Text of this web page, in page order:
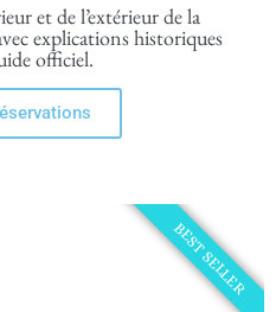
et de l’extérieur de la
explications historiques
officiel.
BEST SELLER